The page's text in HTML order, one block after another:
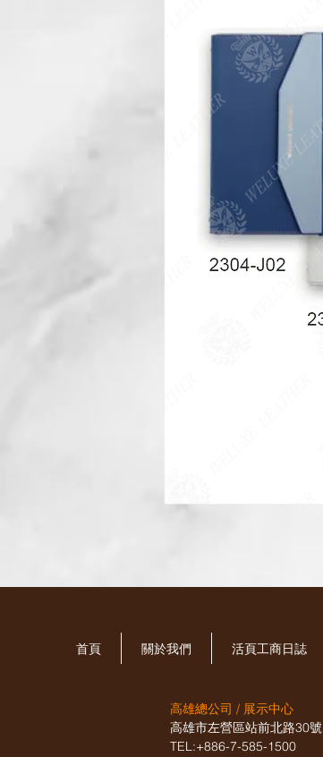
首頁 關於我們 活頁工商日誌
高雄總公司 / 展示中心
高雄市左營區站前北路30號
TEL:+886-7-585-1500